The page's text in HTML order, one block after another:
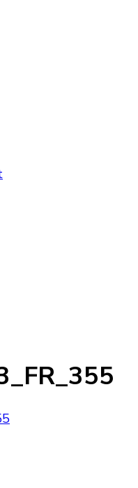
Bierfest